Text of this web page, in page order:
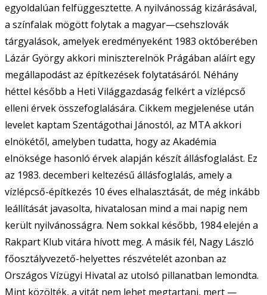
egyoldalúan felfüggesztette. A nyilvánosság kizárásával,
a színfalak mögött folytak a magyar—csehszlovák
tárgyalások, amelyek eredményeként 1983 októberében
Lázár György akkori miniszterelnök Prágában aláírt egy
megállapodást az építkezések folytatásáról. Néhány
héttel később a Heti Világgazdaság felkért a vízlépcső
elleni érvek összefoglalására. Cikkem megjelenése után
levelet kaptam Szentágothai Jánostól, az MTA akkori
elnökétől, amelyben tudatta, hogy az Akadémia
elnöksége hasonló érvek alapján készít állásfoglalást. Ez
az 1983. decemberi keltezésű állásfoglalás, amely a
vízlépcső-építkezés 10 éves elhalasztását, de még inkább
leállítását javasolta, hivatalosan mind a mai napig nem
került nyilvánosságra. Nem sokkal később, 1984 elején a
Rakpart Klub vitára hívott meg. A másik fél, Nagy László
főosztályvezető-helyettes részvételét azonban az
Országos Vízügyi Hivatal az utolsó pillanatban lemondta.
Mint közölték, a vitát nem lehet megtartani, mert —